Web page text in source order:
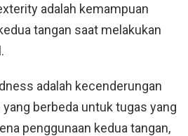
adalah kemampuan
tangan saat melakukan
adalah kecenderungan
berbeda untuk tugas yang
penggunaan kedua tangan,